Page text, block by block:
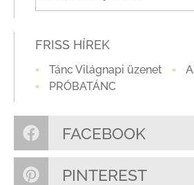
FRISS HÍREK
Tánc Világnapi üzenet
PRÓBATÁNC
FACEBOOK
PINTEREST